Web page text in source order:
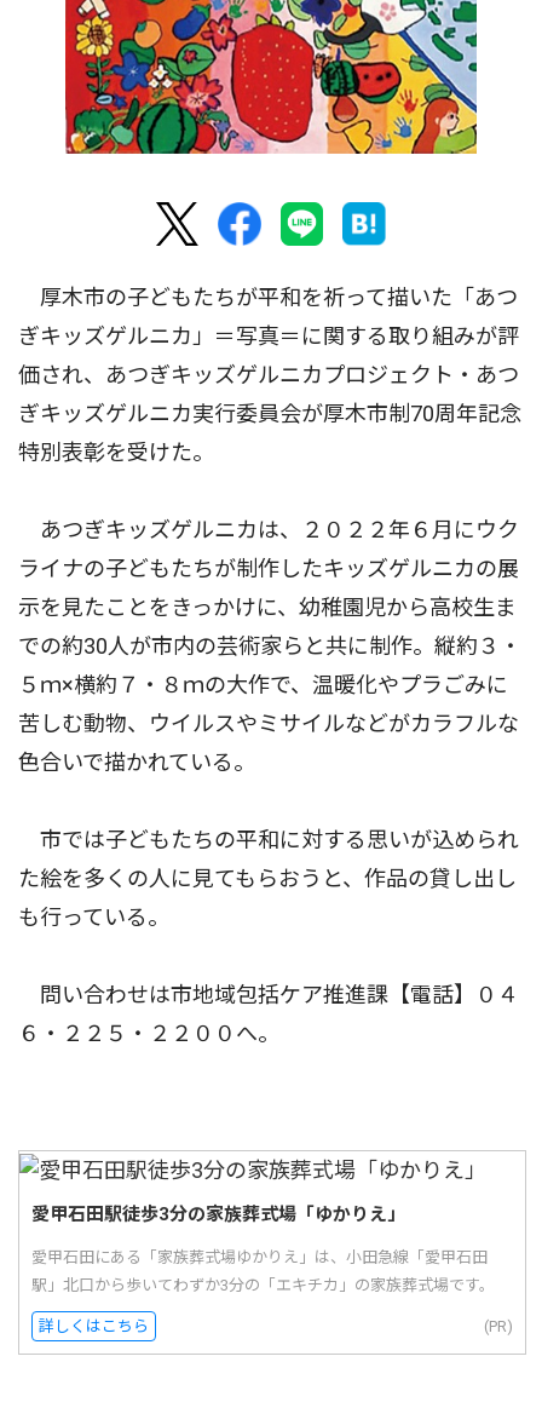
厚木市の子どもたちが平和を祈って描いた「あつ
ぎキッズゲルニカ」＝写真＝に関する取り組みが評
価され、あつぎキッズゲルニカプロジェクト・あつ
ぎキッズゲルニカ実行委員会が厚木市制70周年記念
特別表彰を受けた。
あつぎキッズゲルニカは、２０２２年６月にウク
ライナの子どもたちが制作したキッズゲルニカの展
示を見たことをきっかけに、幼稚園児から高校生ま
での約30人が市内の芸術家らと共に制作。縦約３・
５ｍ×横約７・８ｍの大作で、温暖化やプラごみに
苦しむ動物、ウイルスやミサイルなどがカラフルな
色合いで描かれている。
市では子どもたちの平和に対する思いが込められ
た絵を多くの人に見てもらおうと、作品の貸し出し
も行っている。
問い合わせは市地域包括ケア推進課【電話】０４
６・２２５・２２００へ。
愛甲石田駅徒歩3分の家族葬式場「ゆかりえ」
愛甲石田にある「家族葬式場ゆかりえ」は、小田急線「愛甲石田
駅」北口から歩いてわずか3分の「エキチカ」の家族葬式場です。
詳しくはこちら (PR)